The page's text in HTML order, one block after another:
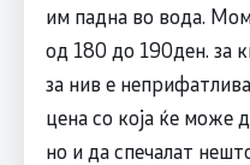
им падна во вода.
од 180 до 190ден. за
за нив е
цена со која ќе може
но и да спечалат